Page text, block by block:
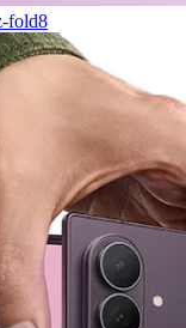
fold8